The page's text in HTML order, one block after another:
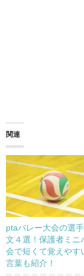
関連
ptaバレー大会の選
文４選！保護者ミニ
会で短くて覚えやす
言葉も紹介！